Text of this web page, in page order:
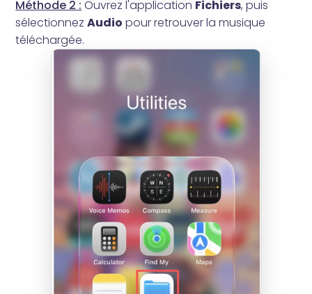
Méthode 2 : Ouvrez l'application Fichiers, puis
sélectionnezAudio pour retrouver la musique
téléchargée.